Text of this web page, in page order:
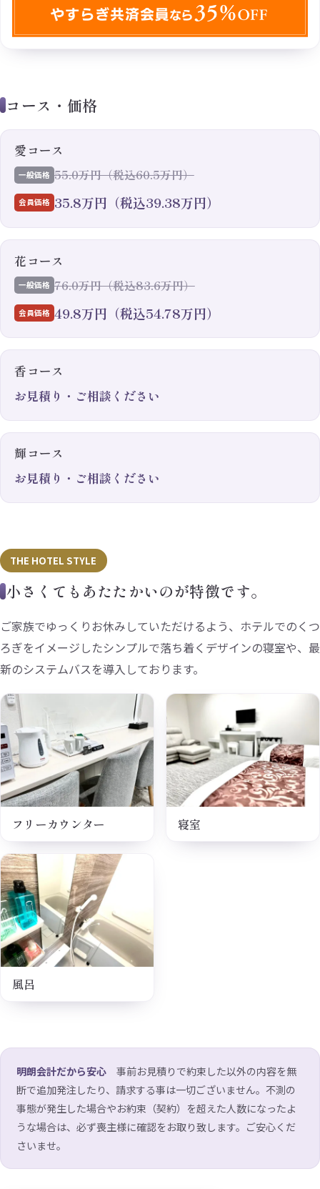
コース・価格
愛コース
一般価格 55.0万円（税込60.5万円）
会員価格 35.8万円（税込39.38万円）
花コース
一般価格 76.0万円（税込83.6万円）
会員価格 49.8万円（税込54.78万円）
香コース
お見積り・ご相談ください
輝コース
お見積り・ご相談ください
THE HOTEL STYLE
小さくてもあたたかいのが特徴です。
ご家族でゆっくりお休みしていただけるよう、ホテルでのくつ
ろぎをイメージしたシンプルで落ち着くデザインの寝室や、最
新のシステムバスを導入しております。
フリーカウンター 寝室
風呂
明朗会計だから安心 事前お見積りで約束した以外の内容を無
断で追加発注したり、請求する事は一切ございません。不測の
事態が発生した場合やお約束（契約）を超えた人数になったよ
うな場合は、必ず喪主様に確認をお取り致します。ご安心くだ
さいませ。